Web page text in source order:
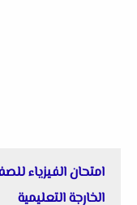
الخارجة التعليمية